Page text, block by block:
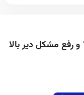
7 ترفند برای اجرای سریع تر ویندوز 10 و رفع مشکل دیر بالا